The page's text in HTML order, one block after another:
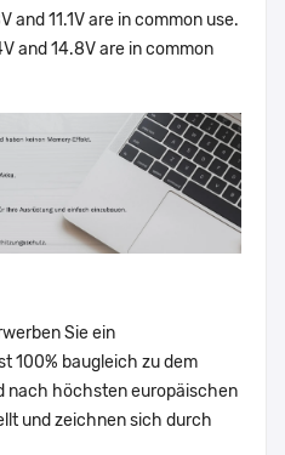
and 11.1V are in common use.
and 14.8V are in common
Sie ein
100% baugleich zu dem
nach höchsten europäischen
und zeichnen sich durch